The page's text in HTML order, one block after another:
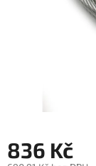
836 Kč